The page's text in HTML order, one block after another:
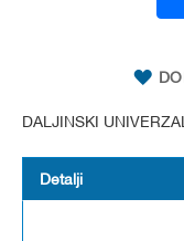
DALJINSKI
Detalji